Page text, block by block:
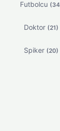
Futbolcu
Doktor (21)
Spiker (20)